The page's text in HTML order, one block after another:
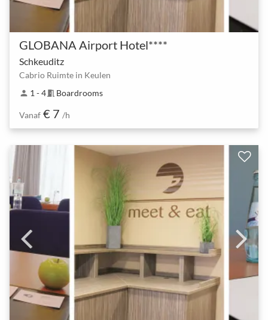
GLOBANA Airport Hotel****
Schkeuditz
Cabrio Ruimte in Keulen
person 1 - 4meeting_room Boardrooms
Vanaf € 7 /h